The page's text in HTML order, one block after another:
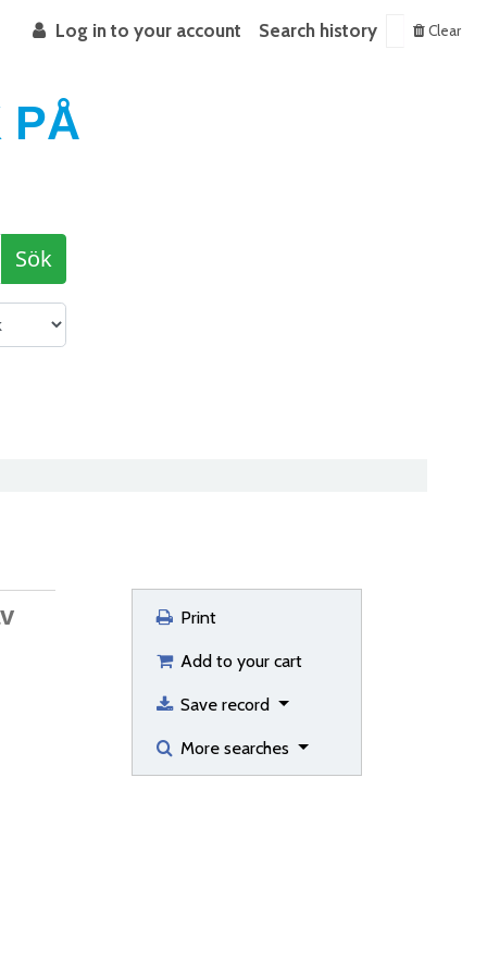
Log in to your account Search history Clear
PÅ
Sök
Print
Add to your cart
Save record
More searches